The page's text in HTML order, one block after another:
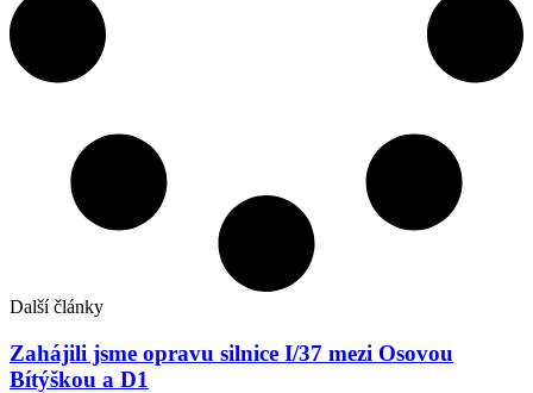
Další články
Zahájili jsme opravu silnice I/37 mezi Osovou
Bítýškou a D1